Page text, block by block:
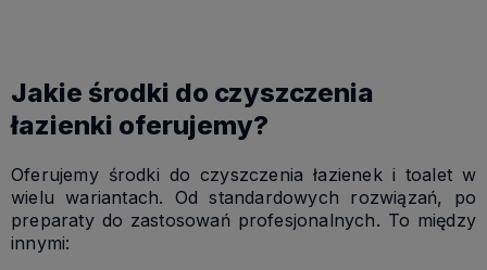
Jakie środki do czyszczenia
łazienki oferujemy?
Oferujemy środki do czyszczenia łazienek i toalet w
wielu wariantach. Od standardowych rozwiązań, po
preparaty do zastosowań profesjonalnych. To między
innymi: